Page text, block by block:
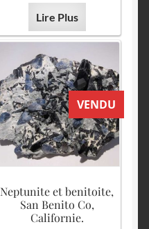
Lire Plus
VENDU
Neptunite et benitoite,
San Benito Co,
Californie.